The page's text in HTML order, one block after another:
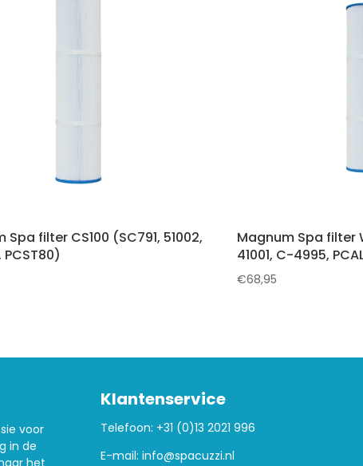
Spa filter CS100 (SC791, 51002,
Magnum Spa filter
41001, C-4995,
€68,95
voor
in de
Klantenservice
Telefoon: +31 (0)13 2021 996
E-mail: info@spacuzzi.nl